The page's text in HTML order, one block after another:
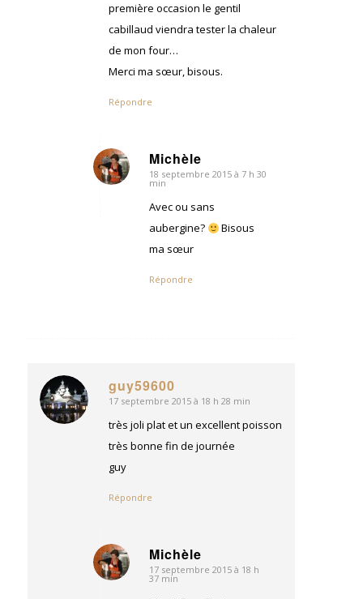
première occasion le gentil
cabillaud viendra tester la chaleur
de mon four…
Merci ma sœur, bisous.
Répondre
Michèle
dit
18 septembre 2015 à 7 h 30
min
Avec ou sans
aubergine?
Bisous
ma sœur
Répondre
guy59600
dit
:
17 septembre 2015 à 18 h 28 min
très joli plat et un excellent poisson
très bonne fin de journée
guy
Répondre
Michèle
dit
17 septembre 2015 à 18 h
37 min